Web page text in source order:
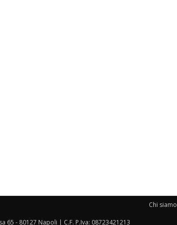
Chi siamo
65 - 80127 Napoli | C.F. P.Iva: 08723421213